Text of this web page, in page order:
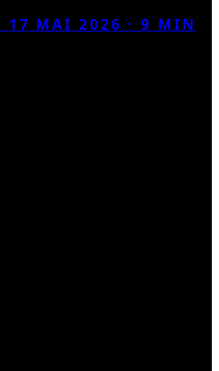
17 MAI 2026 ·9 MIN